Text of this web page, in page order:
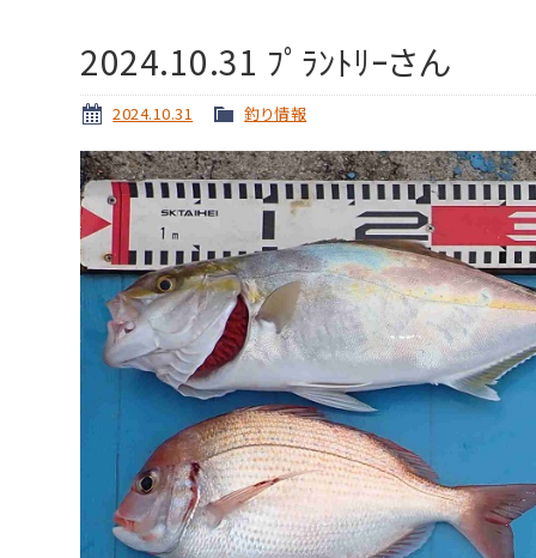
2024.10.31 ﾌﾟﾗﾝﾄﾘｰさん
2024.10.31 釣り情報